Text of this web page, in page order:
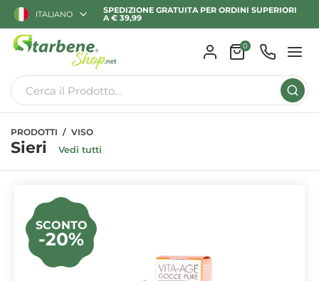
ITALIANO SPEDIZIONE GRATUITA PER ORDINI SUPERIORI
A € 39,99
0
PRODOTTI VISO
Sieri Vedi tutti
SCONTO
-20%